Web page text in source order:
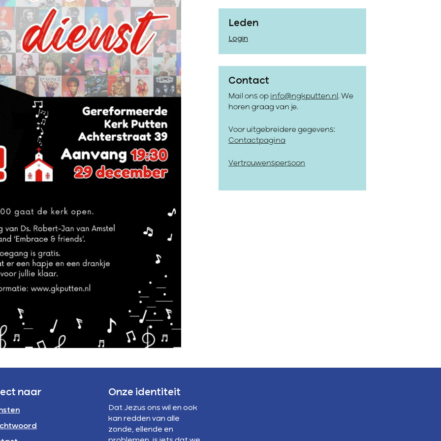
Verstandelijke
beperking
Leden
Login
Contact
Mail ons op info@ngkputten.nl . We
horen graag van je.
Voor uitgebreidere gegevens:
Contactpagina
Vertrouwenspersoon
naar Onze identiteit
Dat Jezus ons wil en ook
kan redden van alle
zonde, ellende en